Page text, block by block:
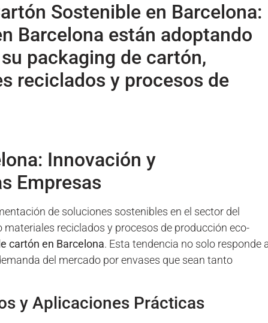
Sostenible en Barcelona:
Barcelona están adoptando
packaging de cartón,
reciclados y procesos de
Innovación y
Empresas
de soluciones sostenibles en el sector del
reciclados y procesos de producción eco-
cartón en Barcelona. Esta tendencia no solo responde
del mercado por envases que sean tanto
y Aplicaciones Prácticas